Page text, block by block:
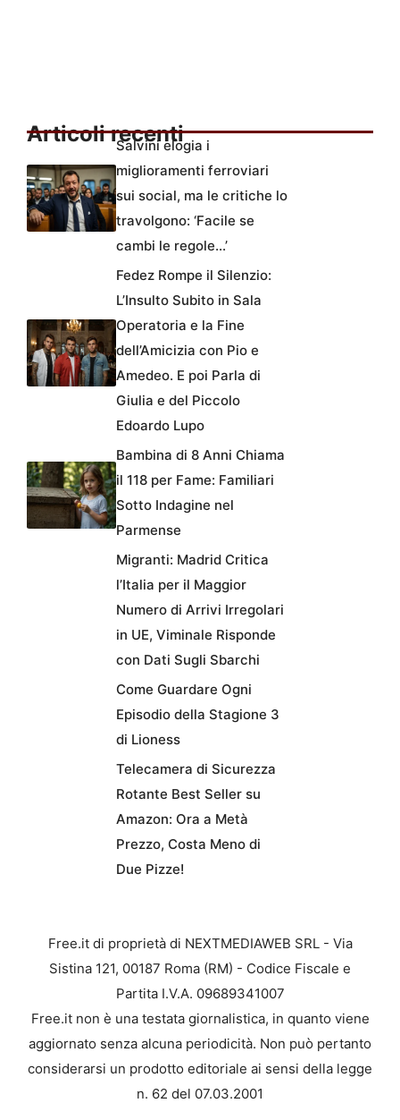
Articoli recenti
Salvini elogia i
miglioramenti ferroviari
sui social, ma le critiche lo
travolgono: ‘Facile se
cambi le regole…’
Fedez Rompe il Silenzio:
L’Insulto Subito in Sala
Operatoria e la Fine
dell’Amicizia con Pio e
Amedeo. E poi Parla di
Giulia e del Piccolo
Edoardo Lupo
Bambina di 8 Anni Chiama
il 118 per Fame: Familiari
Sotto Indagine nel
Parmense
Migranti: Madrid Critica
l’Italia per il Maggior
Numero di Arrivi Irregolari
in UE, Viminale Risponde
con Dati Sugli Sbarchi
Come Guardare Ogni
Episodio della Stagione 3
di Lioness
Telecamera di Sicurezza
Rotante Best Seller su
Amazon: Ora a Metà
Prezzo, Costa Meno di
Due Pizze!
Free.it di proprietà di NEXTMEDIAWEB SRL - Via
Sistina 121, 00187 Roma (RM) - Codice Fiscale e
Partita I.V.A. 09689341007
Free.it non è una testata giornalistica, in quanto viene
aggiornato senza alcuna periodicità. Non può pertanto
considerarsi un prodotto editoriale ai sensi della legge
n. 62 del 07.03.2001